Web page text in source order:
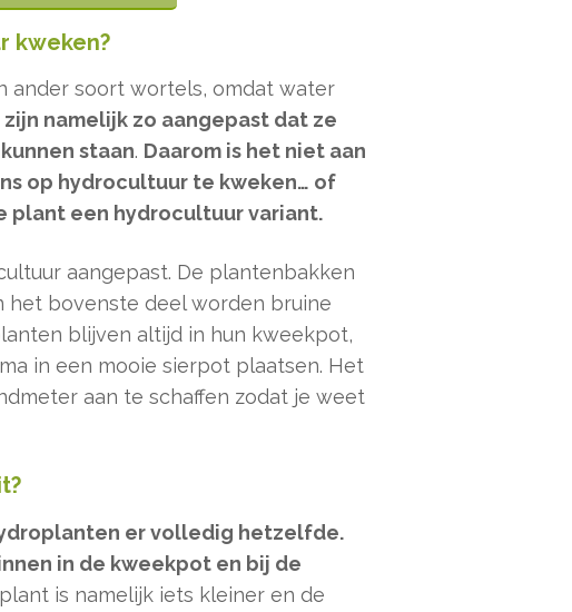
kweken?
ander soort wortels, omdat water
zijn namelijk zo aangepast dat ze
staan. Daarom is het niet aan
op hydrocultuur te kweken… of
plant een hydrocultuur variant.
aangepast. De plantenbakken
het bovenste deel worden bruine
blijven altijd in hun kweekpot,
in een mooie sierpot plaatsen. Het
aan te schaffen zodat je weet
er volledig hetzelfde.
in de kweekpot en bij de
is namelijk iets kleiner en de